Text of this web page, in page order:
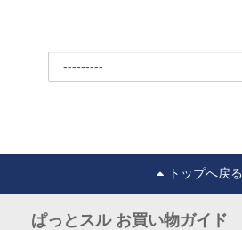
トップへ戻る
ぱっとスル お買い物ガイド